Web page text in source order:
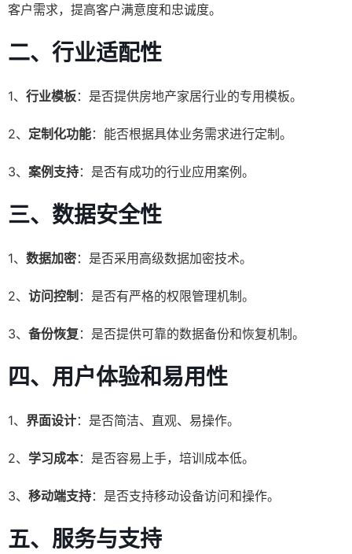
客户需求，提高客户满意度和忠诚度。
二、行业适配性
1、 行业模板：是否提供房地产家居行业的专用模板。
2、 定制化功能：能否根据具体业务需求进行定制。
3、 案例支持：是否有成功的行业应用案例。
三、数据安全性
1、 数据加密：是否采用高级数据加密技术。
2、 访问控制 ：是否有严格的权限管理机制。
3、 备份恢复 ：是否提供可靠的数据备份和恢复机制。
四、用户体验和易用性
1、 界面设计：是否简洁、直观、易操作。
2、 学习成本：是否容易上手，培训成本低。
3、 移动端支持：是否支持移动设备访问和操作。
五、服务与支持